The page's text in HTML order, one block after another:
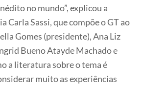
no mundo”, explicou a
Carla Sassi, que compõe o GT ao
Gomes (presidente), Ana Liz
Bueno Atayde Machado e
a literatura sobre o tema é
muito as experiências